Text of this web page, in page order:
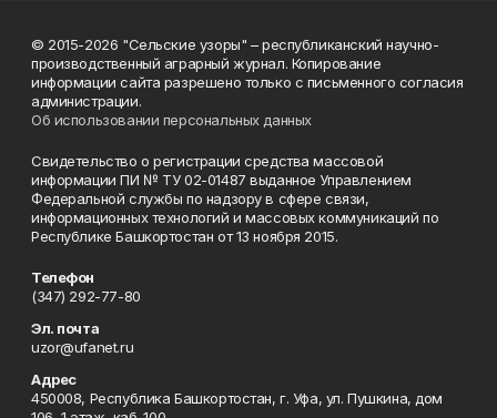
© 2015-2026 "Сельские узоры" – республиканский научно-
производственный аграрный журнал. Копирование
информации сайта разрешено только с письменного согласия
администрации.
Об использовании персональных данных
Свидетельство о регистрации средства массовой
информации ПИ № ТУ 02-01487 выданное Управлением
Федеральной службы по надзору в сфере связи,
информационных технологий и массовых коммуникаций по
Республике Башкортостан от 13 ноября 2015.
Телефон
(347) 292-77-80
Эл. почта
uzor@ufanet.ru
Адрес
450008, Республика Башкортостан, г. Уфа, ул. Пушкина, дом